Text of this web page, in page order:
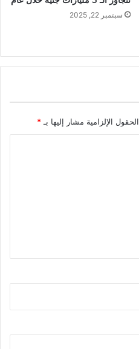
سبتمبر 22, 2025
الحقول الإلزامية مشار إليها بـ *